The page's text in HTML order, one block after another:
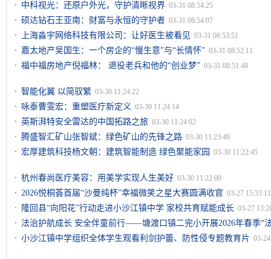
中科视光：还原户外光，守护清晰视界 03-31 08:54:25
硕达钻石王亚南：财富与永恒的守护者 03-31 08:54:07
上海淼宇网络科技有限公司：让好医生被看见 03-31 08:53:51
嘉太地产吴国生：一个房企的“慢生意”与“长情怀” 03-31 08:52:11
福中福房地产倪福林： 退役老兵和他的“创业梦” 03-31 08:51:48
智能化翼 以简驭繁 03-30 11:24:22
咏泰曹雯宏：重塑医疗新定义 03-30 11:24:14
英斯湃特安全雷达的中国拓路之旅 03-30 11:24:02
腾盛智汇矿山张智斌：绿色矿山的先锋之路 03-30 11:23:49
宏厚建筑科技杨文朝：建筑智能制造 绿色聚能家园 03-30 11:22:45
杭州春尚医疗美容：用美学实现人生美好 03-30 11:22:09
2026悦桐荟首届“沙曼纯杯”幸福微笑之星大赛圆满收官 03-27 15:33:11
隆回县“向阳花”行动走进小沙江镇中学 家校共育赋能成长 03-27
法治护航成长 安全伴童前行——塘渡口镇二完小开展2026年春季“
18:02:40
小沙江镇中学组织全体学生观看利剑护蕾、防性侵专题教育片 03-